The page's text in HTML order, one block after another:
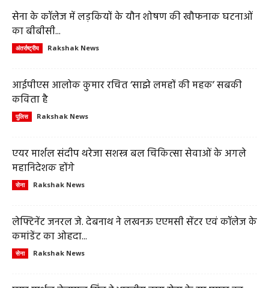
सेना के कॉलेज में लड़कियों के यौन शोषण की खौफनाक घटनाओं
का बीबीसी...
अंतर्राष्ट्रीय Rakshak News
आईपीएस आलोक कुमार रचित ‘साझे लमहों की महक’ सबकी
कविता है
पुलिस Rakshak News
एयर मार्शल संदीप थरेजा सशस्त्र बल चिकित्सा सेवाओं के अगले
महानिदेशक होंगे
सेना Rakshak News
लेफ्टिनेंट जनरल जे. देबनाथ ने लखनऊ एएमसी सेंटर एवं कॉलेज के
कमांडेंट का ओहदा...
सेना Rakshak News